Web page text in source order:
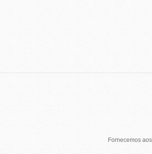
Fornecemos